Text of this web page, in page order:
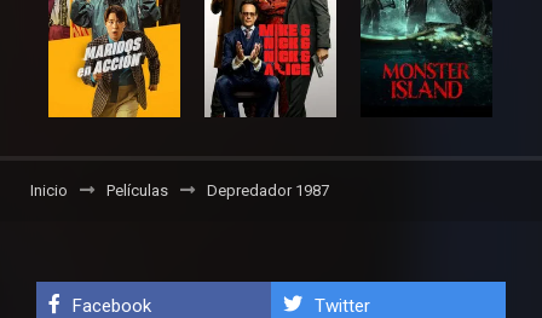
Inicio Películas Depredador 1987
Facebook Twitter